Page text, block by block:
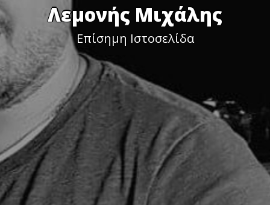
Λεμονής Μιχάλης
Επίσημη Ιστοσελίδα